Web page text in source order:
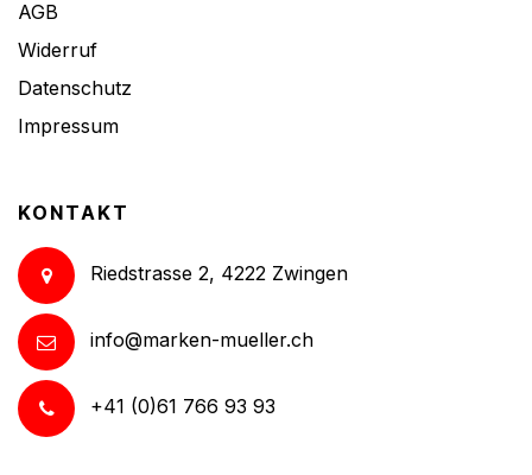
AGB
Widerruf
Datenschutz
Impressum
KONTAKT
Riedstrasse 2, 4222 Zwingen
info@marken-mueller.ch
+41 (0)61 766 93 93